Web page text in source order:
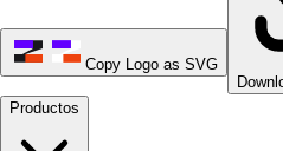
Copy Logo as SVG
Productos